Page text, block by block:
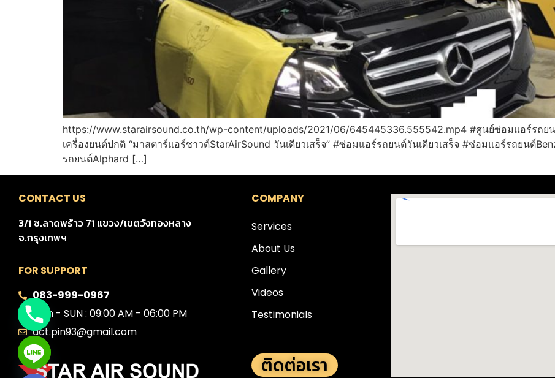
https://www.starairsound.co.th/wp-content/uploads/2021/06/645445336.555542.mp4 #ศูนย์ซ่อมแอร์รถย
เครื่องยนต์ปกติ “มาสตาร์แอร์ซาวด์StarAirSound วันเดียวเสร็จ” #ซ่อมแอร์รถยนต์วันเดียวเสร็จ #ซ่อมแอร์รถยนต์
รถยนต์Alphard […]
CONTACT US
3/1 ซ.ลาดพร้าว 71 แขวง/เขตวังทองหลาง
จ.กรุงเทพฯ
FOR SUPPORT
083-999-0967
Mon - SUN : 09:00 AM - 06:00 PM
act.pin93@gmail.com
COMPANY
Services
About Us
Gallery
Videos
Testimonials
ติดต่อเรา
chaty